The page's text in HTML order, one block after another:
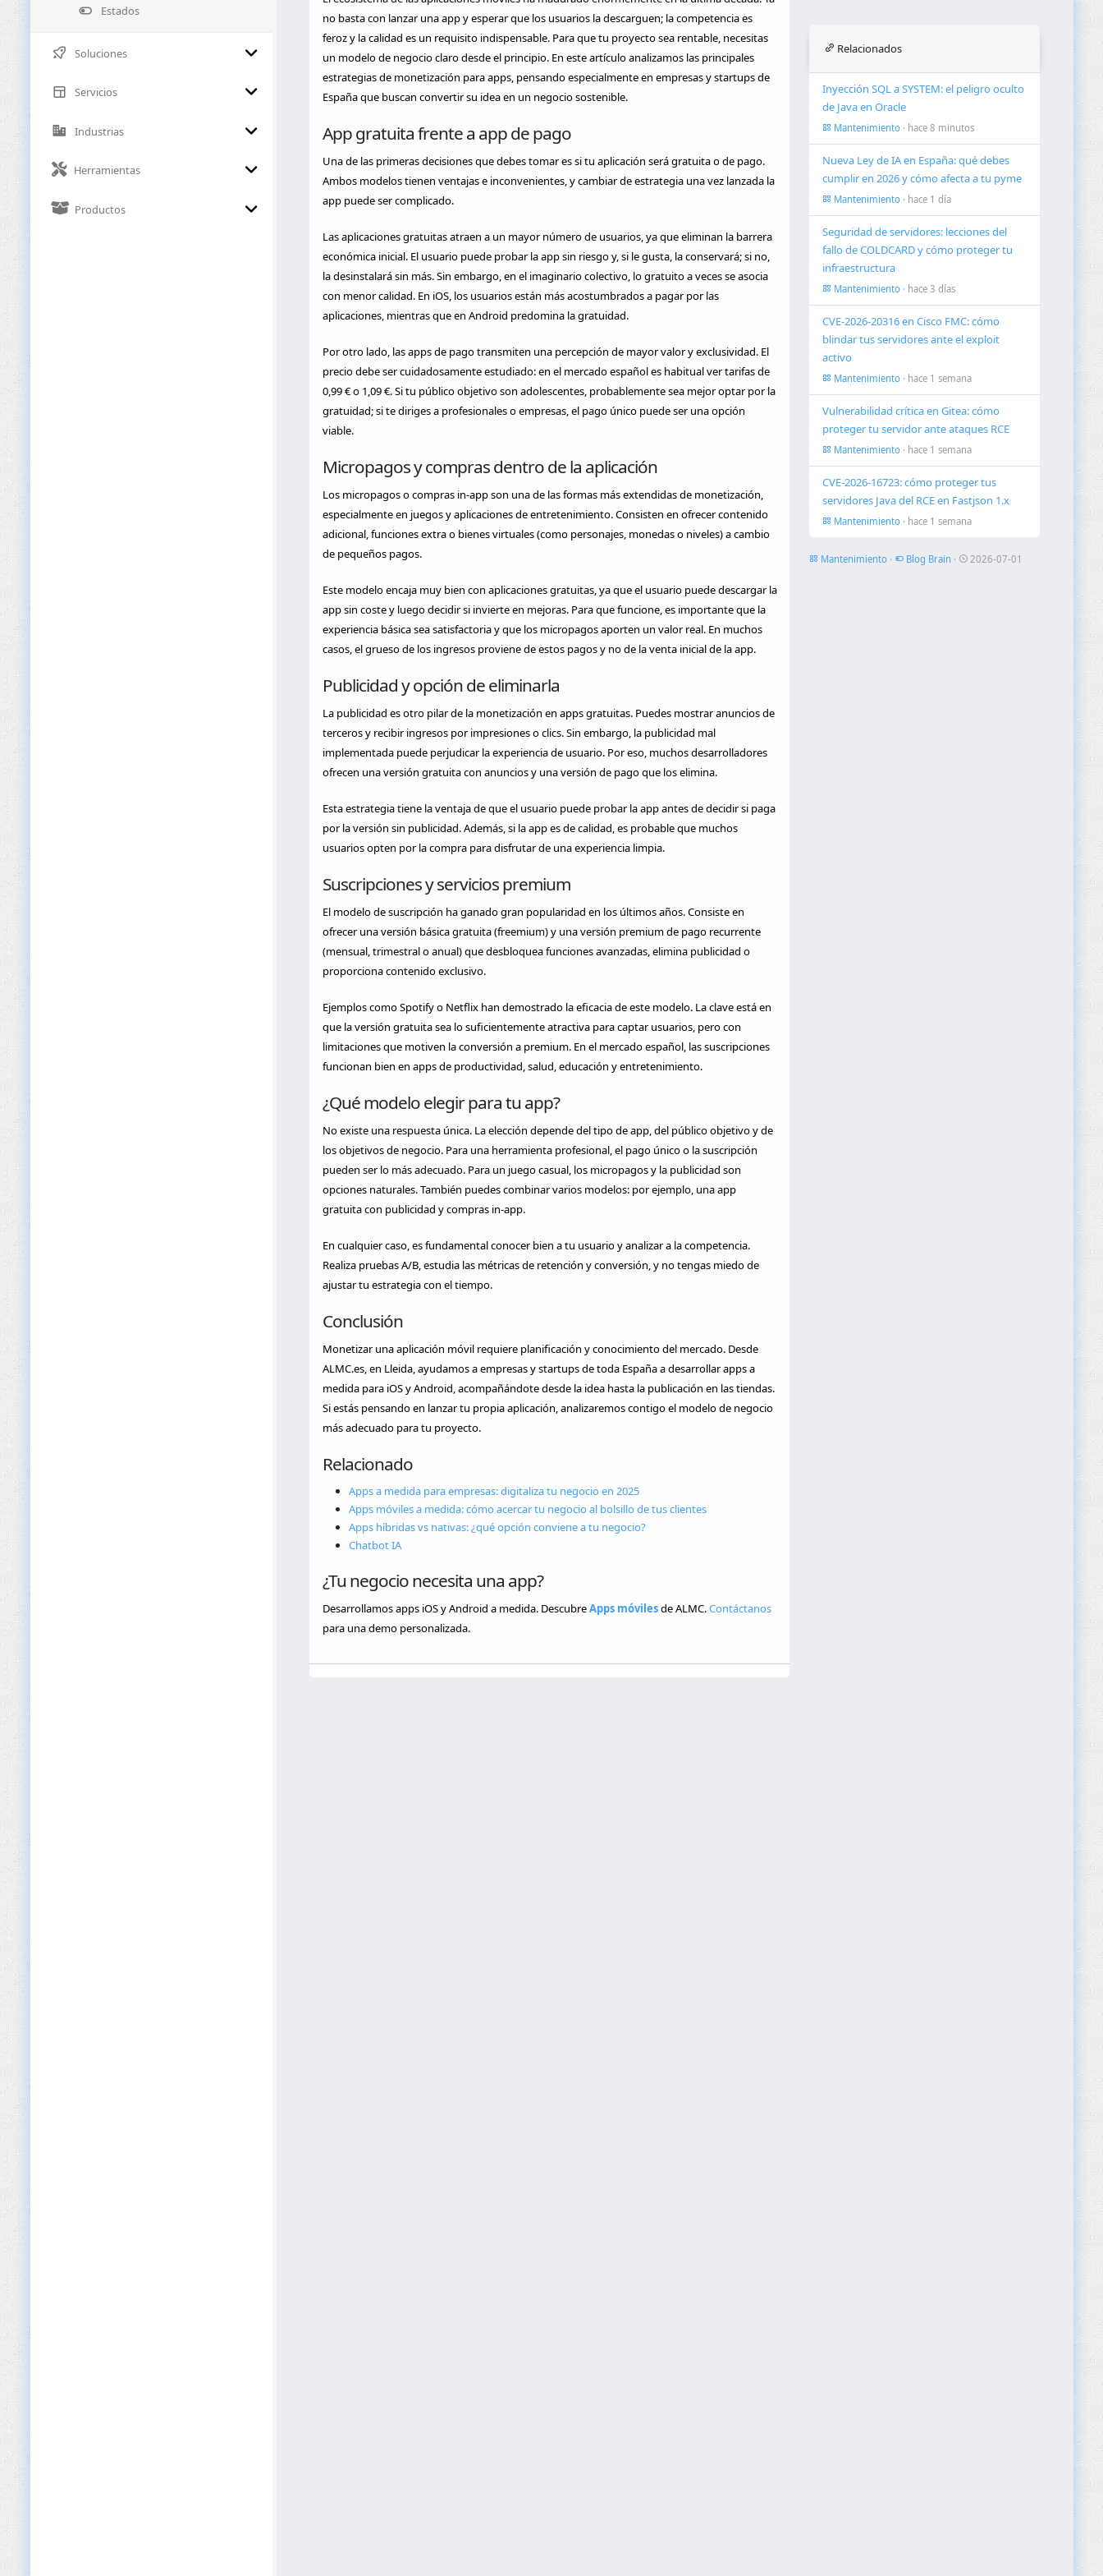
Estados
Soluciones
Servicios
Industrias
Herramientas
Productos
no basta con lanzar una app y esperar que los usuarios la descarguen; la competencia es
feroz y la calidad es un requisito indispensable. Para que tu proyecto sea rentable, necesitas
un modelo de negocio claro desde el principio. En este artículo analizamos las principales
estrategias de monetización para apps, pensando especialmente en empresas y startups de
España que buscan convertir su idea en un negocio sostenible.
App gratuita frente a app de pago
Una de las primeras decisiones que debes tomar es si tu aplicación será gratuita o de pago.
Ambos modelos tienen ventajas e inconvenientes, y cambiar de estrategia una vez lanzada la
app puede ser complicado.
Las aplicaciones gratuitas atraen a un mayor número de usuarios, ya que eliminan la barrera
económica inicial. El usuario puede probar la app sin riesgo y, si le gusta, la conservará; si no,
la desinstalará sin más. Sin embargo, en el imaginario colectivo, lo gratuito a veces se asocia
con menor calidad. En iOS, los usuarios están más acostumbrados a pagar por las
aplicaciones, mientras que en Android predomina la gratuidad.
Por otro lado, las apps de pago transmiten una percepción de mayor valor y exclusividad. El
precio debe ser cuidadosamente estudiado: en el mercado español es habitual ver tarifas de
0,99 € o 1,09 €. Si tu público objetivo son adolescentes, probablemente sea mejor optar por la
gratuidad; si te diriges a profesionales o empresas, el pago único puede ser una opción
viable.
Micropagos y compras dentro de la aplicación
Los micropagos o compras in-app son una de las formas más extendidas de monetización,
especialmente en juegos y aplicaciones de entretenimiento. Consisten en ofrecer contenido
adicional, funciones extra o bienes virtuales (como personajes, monedas o niveles) a cambio
de pequeños pagos.
Este modelo encaja muy bien con aplicaciones gratuitas, ya que el usuario puede descargar la
app sin coste y luego decidir si invierte en mejoras. Para que funcione, es importante que la
experiencia básica sea satisfactoria y que los micropagos aporten un valor real. En muchos
casos, el grueso de los ingresos proviene de estos pagos y no de la venta inicial de la app.
Publicidad y opción de eliminarla
La publicidad es otro pilar de la monetización en apps gratuitas. Puedes mostrar anuncios de
terceros y recibir ingresos por impresiones o clics. Sin embargo, la publicidad mal
implementada puede perjudicar la experiencia de usuario. Por eso, muchos desarrolladores
ofrecen una versión gratuita con anuncios y una versión de pago que los elimina.
Esta estrategia tiene la ventaja de que el usuario puede probar la app antes de decidir si paga
por la versión sin publicidad. Además, si la app es de calidad, es probable que muchos
usuarios opten por la compra para disfrutar de una experiencia limpia.
Suscripciones y servicios premium
El modelo de suscripción ha ganado gran popularidad en los últimos años. Consiste en
ofrecer una versión básica gratuita (freemium) y una versión premium de pago recurrente
(mensual, trimestral o anual) que desbloquea funciones avanzadas, elimina publicidad o
proporciona contenido exclusivo.
Ejemplos como Spotify o Netflix han demostrado la eficacia de este modelo. La clave está en
que la versión gratuita sea lo suficientemente atractiva para captar usuarios, pero con
limitaciones que motiven la conversión a premium. En el mercado español, las suscripciones
funcionan bien en apps de productividad, salud, educación y entretenimiento.
¿Qué modelo elegir para tu app?
No existe una respuesta única. La elección depende del tipo de app, del público objetivo y de
los objetivos de negocio. Para una herramienta profesional, el pago único o la suscripción
pueden ser lo más adecuado. Para un juego casual, los micropagos y la publicidad son
opciones naturales. También puedes combinar varios modelos: por ejemplo, una app
gratuita con publicidad y compras in-app.
En cualquier caso, es fundamental conocer bien a tu usuario y analizar a la competencia.
Realiza pruebas A/B, estudia las métricas de retención y conversión, y no tengas miedo de
ajustar tu estrategia con el tiempo.
Conclusión
Monetizar una aplicación móvil requiere planificación y conocimiento del mercado. Desde
ALMC.es, en Lleida, ayudamos a empresas y startups de toda España a desarrollar apps a
medida para iOS y Android, acompañándote desde la idea hasta la publicación en las tiendas.
Si estás pensando en lanzar tu propia aplicación, analizaremos contigo el modelo de negocio
más adecuado para tu proyecto.
Relacionado
Apps a medida para empresas: digitaliza tu negocio en 2025
Apps móviles a medida: cómo acercar tu negocio al bolsillo de tus clientes
Apps híbridas vs nativas: ¿qué opción conviene a tu negocio?
Chatbot IA
¿Tu negocio necesita una app?
Desarrollamos apps iOS y Android a medida. DescubreApps móvilesde ALMC.Contáctanos
para una demo personalizada.
Relacionados
Inyección SQL a SYSTEM: el peligro oculto
de Java en Oracle
Mantenimiento · hace 8 minutos
Nueva Ley de IA en España: qué debes
cumplir en 2026 y cómo afecta a tu pyme
Mantenimiento · hace 1 día
Seguridad de servidores: lecciones del
fallo de COLDCARD y cómo proteger tu
infraestructura
Mantenimiento · hace 3 días
CVE-2026-20316 en Cisco FMC: cómo
blindar tus servidores ante el exploit
activo
Mantenimiento · hace 1 semana
Vulnerabilidad crítica en Gitea: cómo
proteger tu servidor ante ataques RCE
Mantenimiento · hace 1 semana
CVE-2026-16723: cómo proteger tus
servidores Java del RCE en Fastjson 1.x
Mantenimiento · hace 1 semana
Mantenimiento · Blog Brain · 2026-07-01